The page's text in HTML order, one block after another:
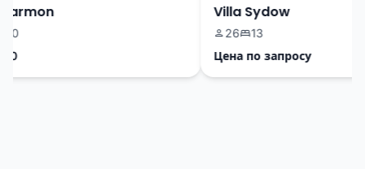
Villa Sydow
26
13
Цена по запросу